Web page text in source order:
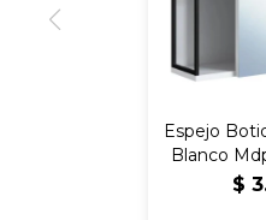
Espejo
Blanco
$